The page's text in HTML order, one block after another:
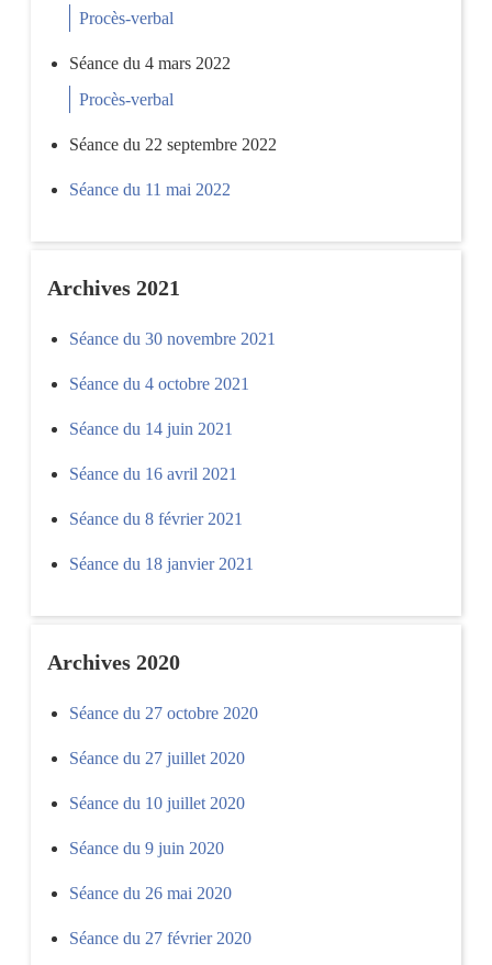
Procès-verbal
Séance du 4 mars 2022
Procès-verbal
Séance du 22 septembre 2022
Séance du 11 mai 2022
Archives 2021
Séance du 30 novembre 2021
Séance du 4 octobre 2021
Séance du 14 juin 2021
Séance du 16 avril 2021
Séance du 8 février 2021
Séance du 18 janvier 2021
Archives 2020
Séance du 27 octobre 2020
Séance du 27 juillet 2020
Séance du 10 juillet 2020
Séance du 9 juin 2020
Séance du 26 mai 2020
Séance du 27 février 2020